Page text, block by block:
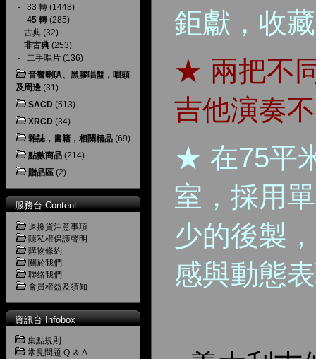
- 33 轉 (1448)
- 45 轉 (285)
古典 (32)
非古典 (253)
- 二手唱片 (136)
音響喇叭、黑膠唱盤，唱頭
及周邊 (31)
SACD (513)
XRCD (34)
雜誌，書籍，相關精品 (69)
點數商品 (214)
贈品區 (2)
服務台 Content
退換貨注意事項
隱私權保護聲明
購物條約
關於我們
聯絡我們
會員權益及須知
資訊台 Infobox
集點規則
常見問題 Q ＆ A
鉅獻，收
★ 兩把不
吉他演奏
★ 在75平
室，採用
少的後製
感與動態